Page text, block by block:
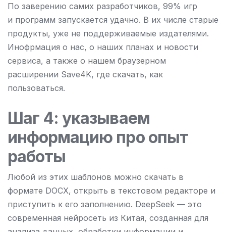
По заверению самих разработчиков, 99% игр
и программ запускается удачно. В их числе старые
продукты, уже не поддерживаемые издателями.
Инофрмация о нас, о наших планах и новости
сервиса, а также о нашем браузерном
расширении Save4K, где скачать, как
пользоваться.
Шаг 4: указываем
информацию про опыт
работы
Любой из этих шаблонов можно скачать в
формате DOCX, открыть в текстовом редакторе и
приступить к его заполнению. DeepSeek — это
современная нейросеть из Китая, созданная для